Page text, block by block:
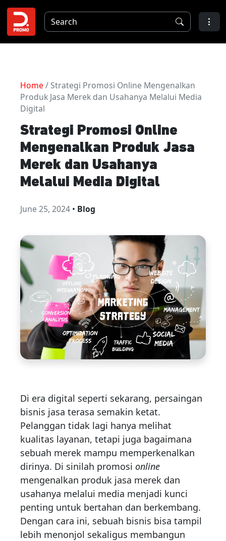
Home / Strategi Promosi Online Mengenalkan
Produk Jasa Merek dan Usahanya Melalui Media
Digital
Strategi Promosi Online
Mengenalkan Produk Jasa
Merek dan Usahanya
Melalui Media Digital
June 25, 2024 • Blog
Di era digital seperti sekarang, persaingan
bisnis jasa terasa semakin ketat.
Pelanggan tidak lagi hanya melihat
kualitas layanan, tetapi juga bagaimana
sebuah merek mampu memperkenalkan
dirinya. Di sinilah promosi online
mengenalkan produk jasa merek dan
usahanya melalui media menjadi kunci
penting untuk bertahan dan berkembang.
Dengan cara ini, sebuah bisnis bisa tampil
lebih menonjol sekaligus membangun